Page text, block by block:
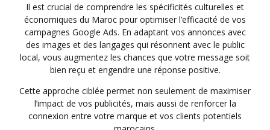
Il est crucial de comprendre les spécificités culturelles et
économiques du Maroc pour optimiser l’efficacité de vos
campagnes Google Ads. En adaptant vos annonces avec
des images et des langages qui résonnent avec le public
local, vous augmentez les chances que votre message soit
bien reçu et engendre une réponse positive.
Cette approche ciblée permet non seulement de maximiser
l’impact de vos publicités, mais aussi de renforcer la
connexion entre votre marque et vos clients potentiels